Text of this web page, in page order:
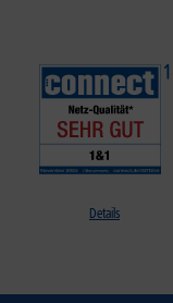
Details